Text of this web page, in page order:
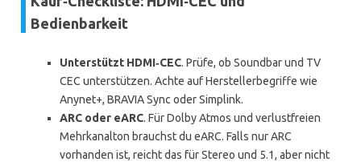
Bedienbarkeit
Unterstützt HDMI‑CEC. Prüfe, ob Soundbar und TV
CEC unterstützen. Achte auf Herstellerbegriffe wie
Anynet+, BRAVIA Sync oder Simplink.
ARC oder eARC. Für Dolby Atmos und verlustfreien
Mehrkanalton brauchst du eARC. Falls nur ARC
vorhanden ist, reicht das für Stereo und 5.1, aber nicht